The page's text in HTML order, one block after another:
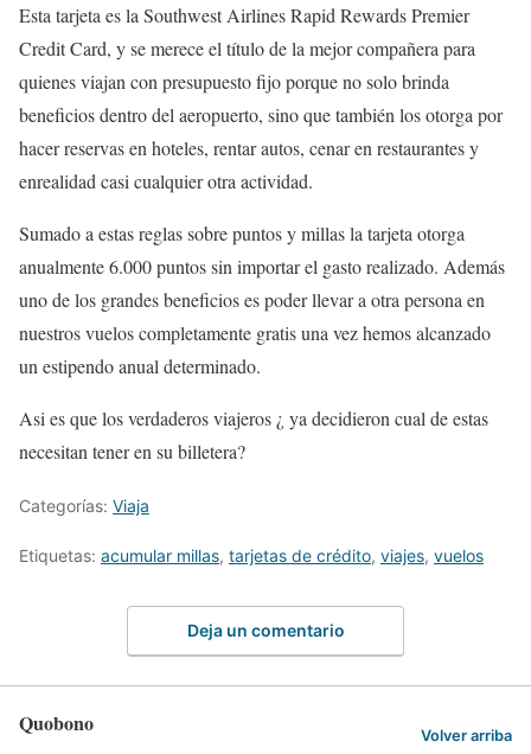
Esta tarjeta es la Southwest Airlines Rapid Rewards Premier
Credit Card, y se merece el título de la mejor compañera para
quienes viajan con presupuesto fijo porque no solo brinda
beneficios dentro del aeropuerto, sino que también los otorga por
hacer reservas en hoteles, rentar autos, cenar en restaurantes y
enrealidad casi cualquier otra actividad.
Sumado a estas reglas sobre puntos y millas la tarjeta otorga
anualmente 6.000 puntos sin importar el gasto realizado. Además
uno de los grandes beneficios es poder llevar a otra persona en
nuestros vuelos completamente gratis una vez hemos alcanzado
un estipendo anual determinado.
Asi es que los verdaderos viajeros ¿ ya decidieron cual de estas
necesitan tener en su billetera?
Categorías: Viaja
Etiquetas: acumular millas, tarjetas de crédito, viajes, vuelos
Deja un comentario
Quobono Volver arriba